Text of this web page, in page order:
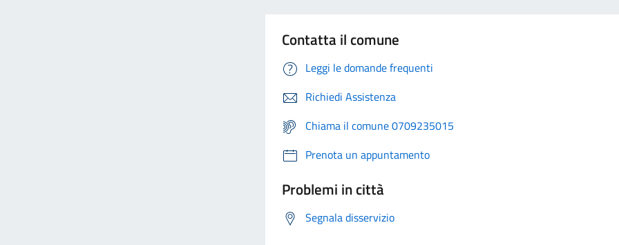
Contatta il comune
Leggi le domande frequenti
Richiedi Assistenza
Chiama il comune 0709235015
Prenota un appuntamento
Problemi in città
Segnala disservizio